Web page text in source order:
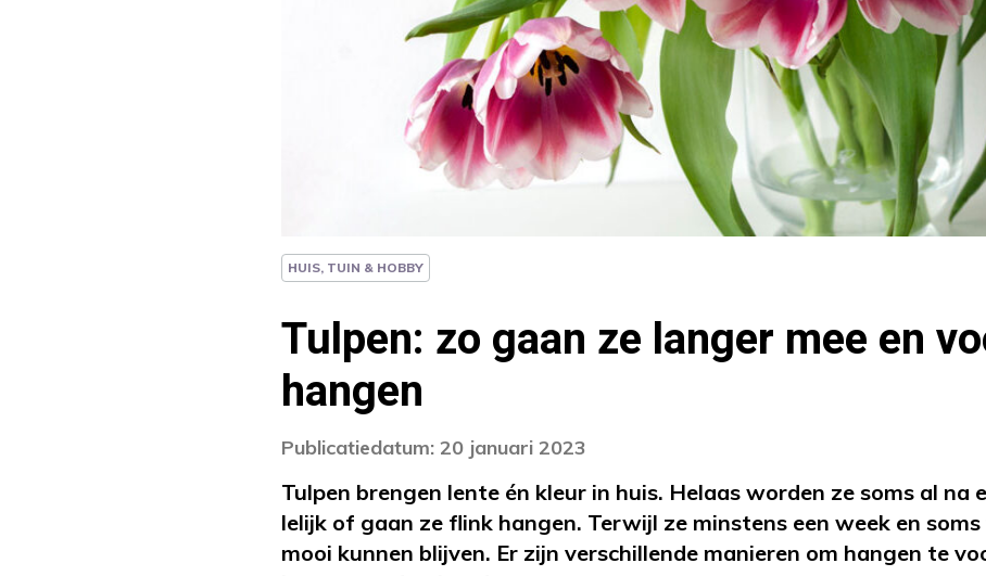
HUIS, TUIN & HOBBY
Tulpen: zo gaan ze langer mee en
hangen
Publicatiedatum: 20 januari 2023
Tulpen brengen lente én kleur in huis. Helaas worden ze soms al na
lelijk of gaan ze flink hangen. Terwijl ze minstens een week en
mooi kunnen blijven. Er zijn verschillende manieren om hangen te